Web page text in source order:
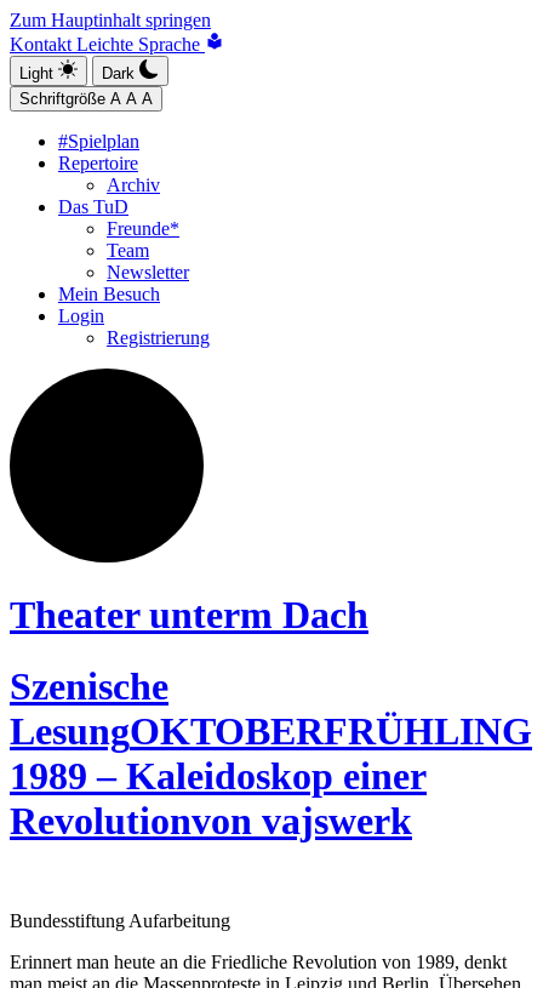
Zum Hauptinhalt springen
Kontakt Leichte Sprache
Light
Dark
Schriftgröße A A A
#Spielplan
Repertoire
Archiv
Das TuD
Freunde*
Team
Newsletter
Mein Besuch
Login
Registrierung
Theater unterm Dach
Szenische
LesungOKTOBERFRÜHLING
1989 – Kaleidoskop einer
Revolutionvon vajswerk
Bundesstiftung Aufarbeitung
Erinnert man heute an die Friedliche Revolution von 1989, denkt